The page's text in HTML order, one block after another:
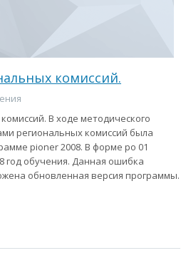
комиссий.
В ходе методического
региональных комиссий была
pioner 2008. В форме ро 01
год обучения. Данная ошибка
обновленная версия программы.